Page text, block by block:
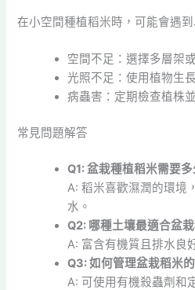
在小空間種植稻米時，可能會遇到
空間不足：選擇多層架
光照不足：使用植物生
病蟲害：定期檢查植株
常見問題解答
Q1: 盆栽種植稻米需要多
A: 稻米喜歡濕潤的環境
水。
Q2: 哪種土壤最適合盆
A: 富含有機質且排水良
Q3: 如何管理盆栽稻米
A: 可使用有機殺蟲劑和